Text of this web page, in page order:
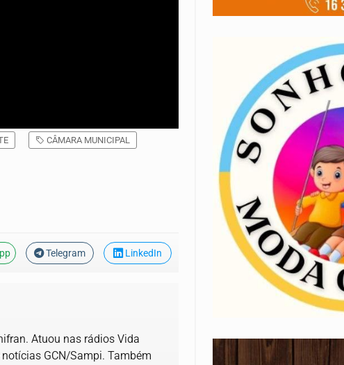
CÂMARA MUNICIPAL
Telegram LinkedIn
Atuou nas rádios Vida
GCN/Sampi. Também